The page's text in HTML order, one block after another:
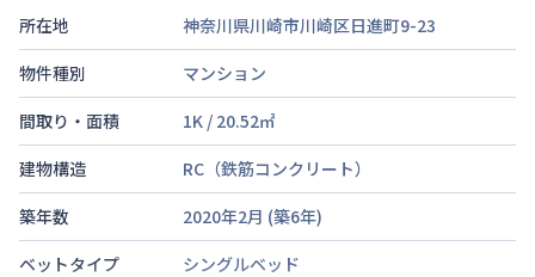
所在地
神奈川県川崎市川崎区日進町9-23
物件種別
マンション
間取り・面積
1K / 20.52㎡
建物構造
RC（鉄筋コンクリート）
築年数
2020年2月 (築6年)
ベットタイプ
シングルベッド